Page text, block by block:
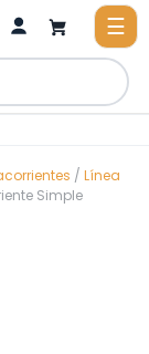
/ Línea
Simple